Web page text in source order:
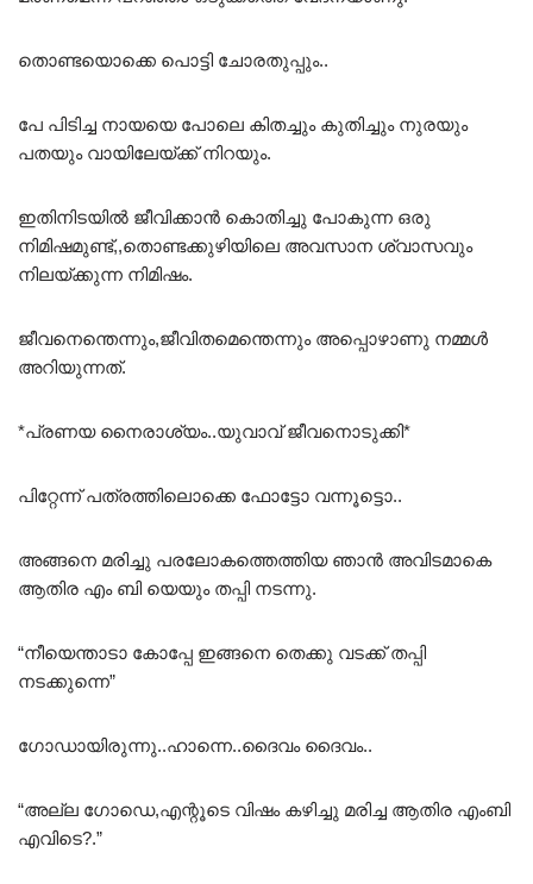
തൊണ്ടയൊക്കെ പൊട്ടി ചോരതുപ്പും..
പേ പിടിച്ച നായയെ പോലെ കിതച്ചും കുതിച്ചും നുരയും
പതയും വായിലേയ്ക്ക് നിറയും.
ഇതിനിടയിൽ ജീവിക്കാൻ കൊതിച്ചു പോകുന്ന ഒരു
നിമിഷമുണ്ട്,,തൊണ്ടക്കുഴിയിലെ അവസാന ശ്വാസവും
നിലയ്ക്കുന്ന നിമിഷം.
ജീവനെന്തെന്നും,ജീവിതമെന്തെന്നും അപ്പൊഴാണു നമ്മൾ
അറിയുന്നത്.
*പ്രണയ നൈരാശ്യം..യുവാവ് ജീവനൊടുക്കി*
പിറ്റേന്ന് പത്രത്തിലൊക്കെ ഫോട്ടോ വന്നൂട്ടൊ..
അങ്ങനെ മരിച്ചു പരലോകത്തെത്തിയ ഞാൻ അവിടമാകെ
ആതിര എം ബി യെയും തപ്പി നടന്നു.
“നീയെന്താടാ കോപ്പേ ഇങ്ങനെ തെക്കു വടക്ക് തപ്പി
നടക്കുന്നെ”
ഗോഡായിരുന്നു..ഹാന്നെ..ദൈവം ദൈവം..
“അല്ല ഗോഡെ,എന്റൂടെ വിഷം കഴിച്ചു മരിച്ച ആതിര എംബി
എവിടെ?.”